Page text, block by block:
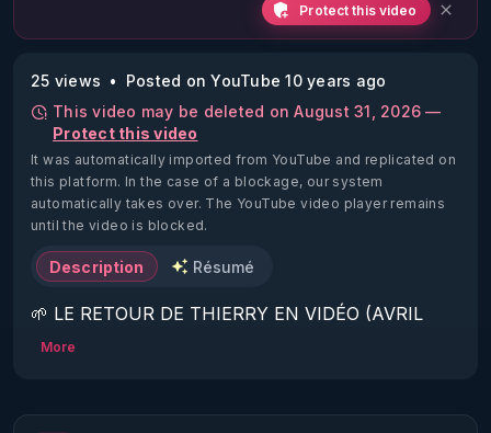
Protect this video
25 views
Posted on YouTube 10 years ago
This video may be deleted on August 31, 2026 —
Protect this video
It was automatically imported from YouTube and replicated on
this platform. In the case of a blockage, our system
automatically takes over. The YouTube video player remains
until the video is blocked.
Description Résumé
🌱 LE RETOUR DE THIERRY EN VIDÉO (AVRIL
2022)!
https://www.rgnr.fr/presentation.html
More